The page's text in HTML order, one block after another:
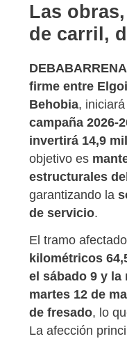
Las
de carril,
firme entre
Behobia,
campaña 2026-
invertirá 14,9
objetivo es
estructurales
garantizando la
de servicio.
El tramo
kilométricos
el sábado 9 y la
martes 12 de
de fresado, lo
La afección